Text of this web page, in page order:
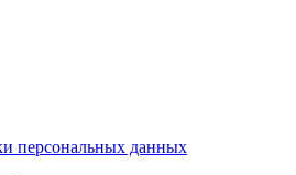
персональных данных